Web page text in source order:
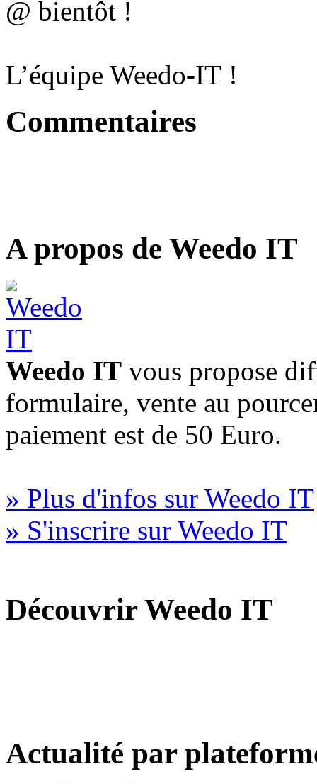
@ bientôt !
L’équipe Weedo-IT !
Commentaires
A propos de Weedo IT
Weedo IT vous propose
formulaire, vente au
paiement est de 50 Euro.
» Plus d'infos sur Weedo IT
» S'inscrire sur Weedo IT
Découvrir Weedo IT
Actualité par